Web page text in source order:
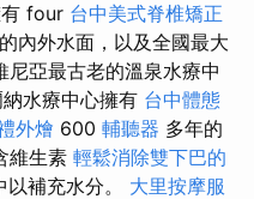
four 台中美式脊椎矯正
內外水面，以及全國最大
亞最古老的溫泉水療中
水療中心擁有 台中體態
外燴 600 輔聽器 多年的
維生素 輕鬆消除雙下巴的
補充水分。 大里按摩服